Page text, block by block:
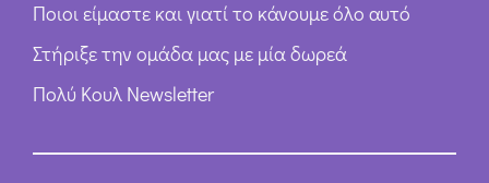
Ποιοι είμαστε και γιατί το κάνουμε όλο αυτό
Στήριξε την ομάδα μας με μία δωρεά
Πολύ Κουλ Newsletter